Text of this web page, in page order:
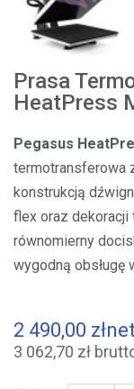
Prasa
HeatPress
Pegasus
termotransferowa
konstrukcją
flex oraz
równomierny
wygodną obsługę
2 490,00 zł
3 062,70 zł